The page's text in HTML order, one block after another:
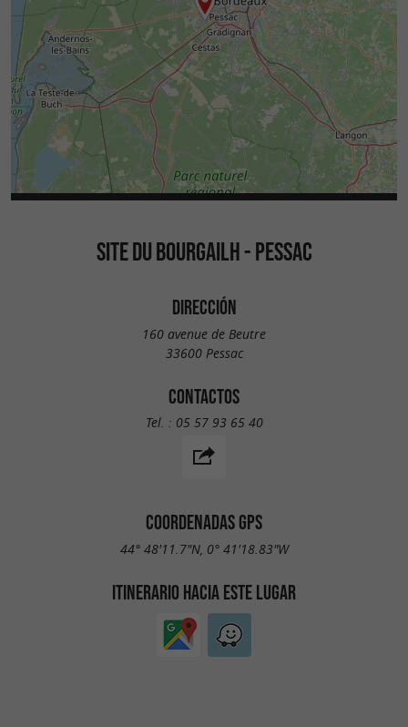
SITE DU BOURGAILH - PESSAC
DIRECCIÓN
160 avenue de Beutre
33600 Pessac
CONTACTOS
Tel. : 05 57 93 65 40
COORDENADAS GPS
44° 48'11.7"N, 0° 41'18.83"W
ITINERARIO HACIA ESTE LUGAR